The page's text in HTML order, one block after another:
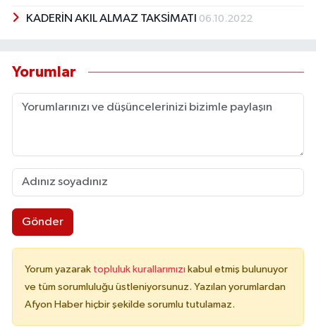
KADERİN AKIL ALMAZ TAKSİMATI 06.10.2022
Yorumlar
Gönder
Yorum yazarak topluluk kurallarımızı kabul etmiş bulunuyor
ve tüm sorumluluğu üstleniyorsunuz. Yazılan yorumlardan
Afyon Haber hiçbir şekilde sorumlu tutulamaz.